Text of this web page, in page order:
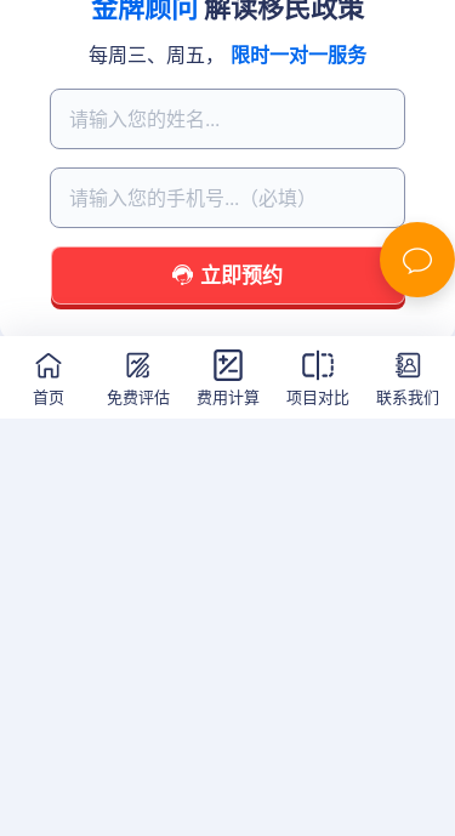
金牌顾问 解读移民政策
每周三、周五， 限时一对一服务
立即预约
FULL
SERVICE
全程服务
首页 免费评估 费用计算 项目对比 联系我们